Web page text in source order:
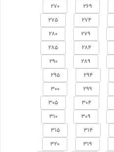
269
270
274
275
279
280
284
285
289
290
294
295
299
300
304
305
309
310
314
315
319
320